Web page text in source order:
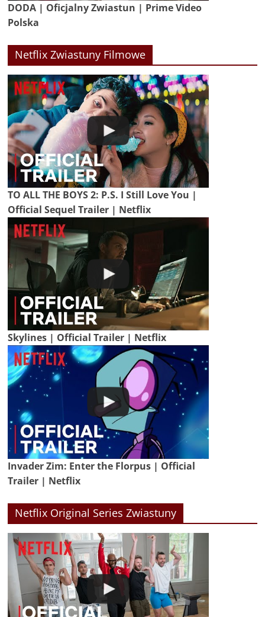
DODA | Oficjalny Zwiastun | Prime Video
Polska
Netflix Zwiastuny Filmowe
TO ALL THE BOYS 2: P.S. I Still Love You |
Official Sequel Trailer | Netflix
Skylines | Official Trailer | Netflix
Invader Zim: Enter the Florpus | Official
Trailer | Netflix
Netflix Original Series Zwiastuny